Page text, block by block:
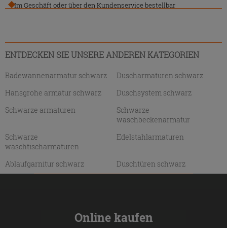
Im Geschäft oder über den Kundenservice bestellbar
ENTDECKEN SIE UNSERE ANDEREN KATEGORIEN
Badewannenarmatur schwarz
Duscharmaturen schwarz
Hansgrohe armatur schwarz
Duschsystem schwarz
Schwarze armaturen
Schwarze
waschbeckenarmatur
Schwarze
waschtischarmaturen
Edelstahlarmaturen
Ablaufgarnitur schwarz Duschtüren schwarz
Online kaufen